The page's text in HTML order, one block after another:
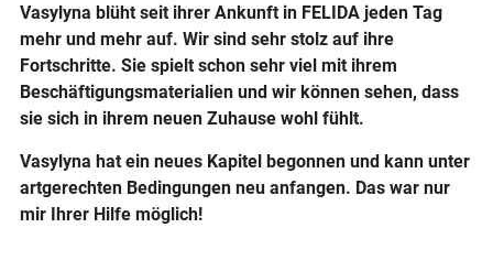
Vasylyna blüht seit ihrer Ankunft in FELIDA jeden Tag
mehr und mehr auf. Wir sind sehr stolz auf ihre
Fortschritte. Sie spielt schon sehr viel mit ihrem
Beschäftigungsmaterialien und wir können sehen, dass
sie sich in ihrem neuen Zuhause wohl fühlt.
Vasylyna hat ein neues Kapitel begonnen und kann unter
artgerechten Bedingungen neu anfangen. Das war nur
mir Ihrer Hilfe möglich!